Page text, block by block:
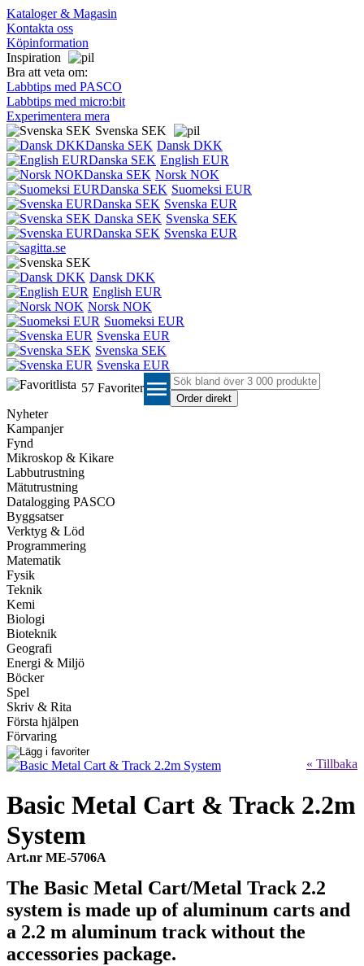
Kataloger & Magasin
Kontakta oss
Köpinformation
Inspiration
Bra att veta om:
Labbtips med PASCO
Labbtips med micro:bit
Experimentera mera
Svenska SEK
Dansk DKK
English EUR
Norsk NOK
Suomeksi EUR
Svenska EUR
Svenska SEK
Svenska EUR
Dansk DKK
English EUR
Norsk NOK
Suomeksi EUR
Svenska EUR
Svenska SEK
Svenska EUR
57 Favoriter menu
Nyheter
Kampanjer
Fynd
Mikroskop & Kikare
Labbutrustning
Mätutrustning
Datalogging PASCO
Byggsatser
Verktyg & Löd
Programmering
Matematik
Fysik
Teknik
Kemi
Biologi
Bioteknik
Geografi
Energi & Miljö
Böcker
Spel
Skriv & Rita
Första hjälpen
Förvaring
« Tillbaka
Basic Metal Cart & Track 2.2m
System
Art.nr ME-5706A
The Basic Metal Cart/Metal Track 2.2
system is made up of aluminum carts and
a 2.2 m aluminum track without the
accessories package.